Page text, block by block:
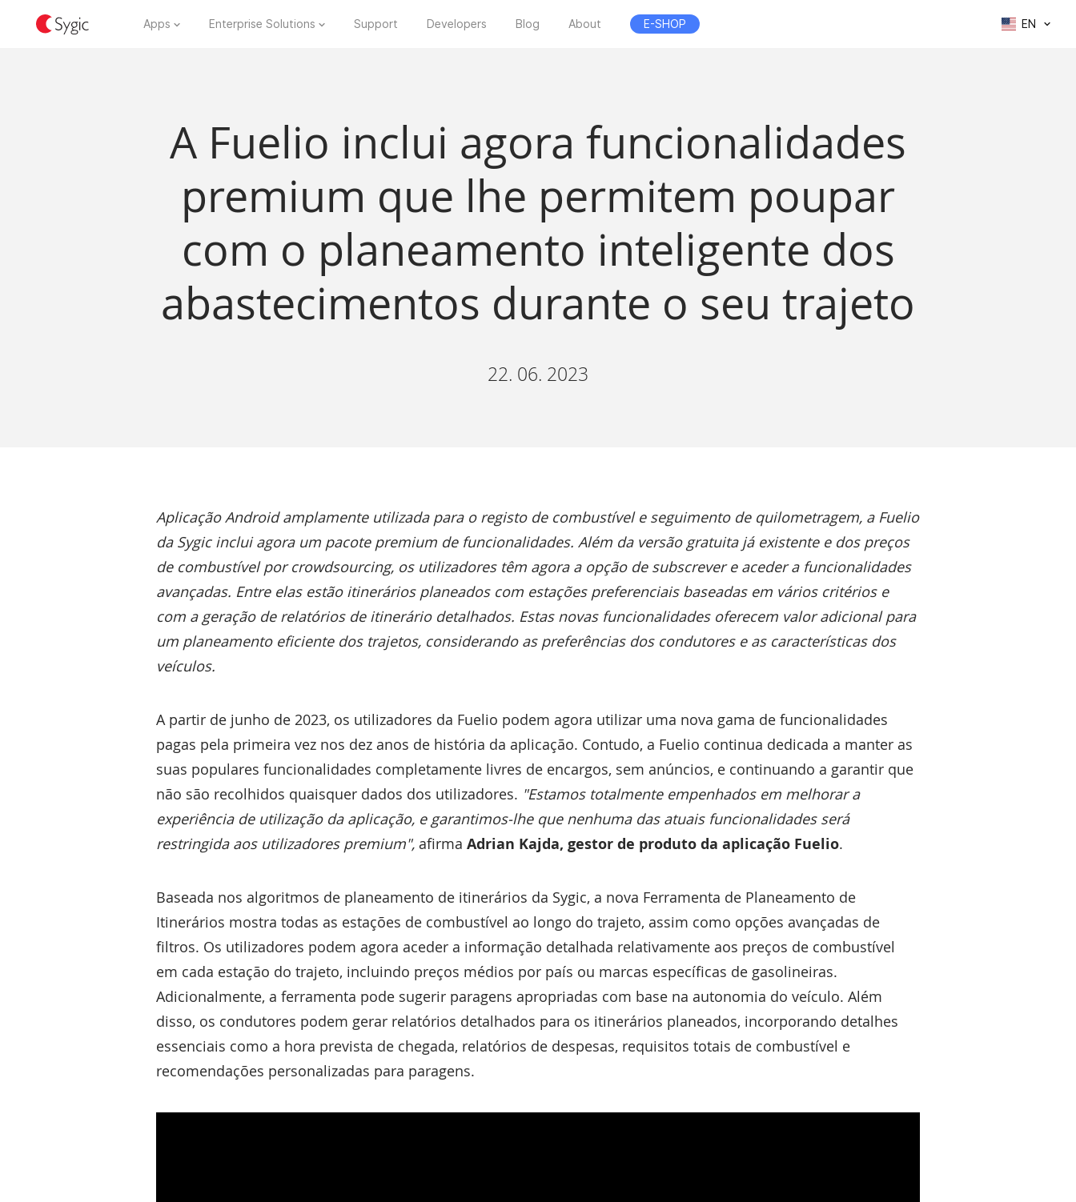
Apps Enterprise Solutions Support Developers Blog About E-SHOP EN
A Fuelio inclui agora funcionalidades
premium que lhe permitem poupar
com o planeamento inteligente dos
abastecimentos durante o seu trajeto
22. 06. 2023
Aplicação Android amplamente utilizada para o registo de combustível e seguimento de quilometragem, a Fuelio
da Sygic inclui agora um pacote premium de funcionalidades. Além da versão gratuita já existente e dos preços
de combustível por crowdsourcing, os utilizadores têm agora a opção de subscrever e aceder a funcionalidades
avançadas. Entre elas estão itinerários planeados com estações preferenciais baseadas em vários critérios e
com a geração de relatórios de itinerário detalhados. Estas novas funcionalidades oferecem valor adicional para
um planeamento eficiente dos trajetos, considerando as preferências dos condutores e as características dos
veículos.
A partir de junho de 2023, os utilizadores da Fuelio podem agora utilizar uma nova gama de funcionalidades
pagas pela primeira vez nos dez anos de história da aplicação. Contudo, a Fuelio continua dedicada a manter as
suas populares funcionalidades completamente livres de encargos, sem anúncios, e continuando a garantir que
não são recolhidos quaisquer dados dos utilizadores. "Estamos totalmente empenhados em melhorar a
experiência de utilização da aplicação, e garantimos-lhe que nenhuma das atuais funcionalidades será
restringida aos utilizadores premium", afirma Adrian Kajda, gestor de produto da aplicação Fuelio.
Baseada nos algoritmos de planeamento de itinerários da Sygic, a nova Ferramenta de Planeamento de
Itinerários mostra todas as estações de combustível ao longo do trajeto, assim como opções avançadas de
filtros. Os utilizadores podem agora aceder a informação detalhada relativamente aos preços de combustível
em cada estação do trajeto, incluindo preços médios por país ou marcas específicas de gasolineiras.
Adicionalmente, a ferramenta pode sugerir paragens apropriadas com base na autonomia do veículo. Além
disso, os condutores podem gerar relatórios detalhados para os itinerários planeados, incorporando detalhes
essenciais como a hora prevista de chegada, relatórios de despesas, requisitos totais de combustível e
recomendações personalizadas para paragens.